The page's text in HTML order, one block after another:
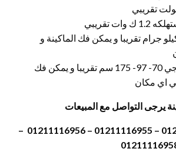
تقريبي
الماكينة 280 كيلو جرام تقريبا و يمكن فك الماكينة و
أبعاد الماكينة الخارجي 70- 97- 175 سم تقريبا و يمكن فك
في اي مكان
يرجى التواصل مع المبيعات
موبايل 01211116954 – 01211116955 – 01211116956 –